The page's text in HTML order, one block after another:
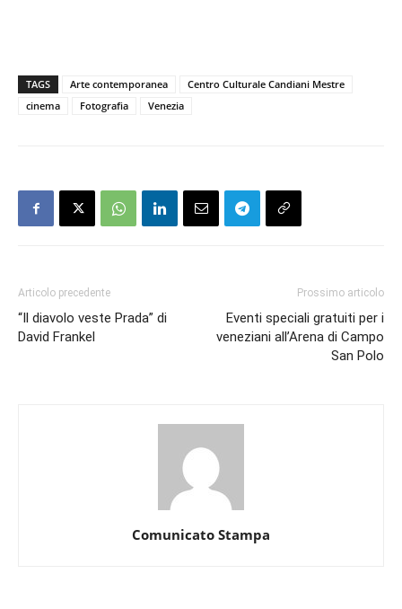
TAGS Arte contemporanea
Centro Culturale Candiani Mestre
cinema
Fotografia Venezia
Articolo precedente
“Il diavolo veste Prada” di
David Frankel
Prossimo articolo
Eventi speciali gratuiti per i
veneziani all’Arena di Campo
San Polo
Comunicato Stampa